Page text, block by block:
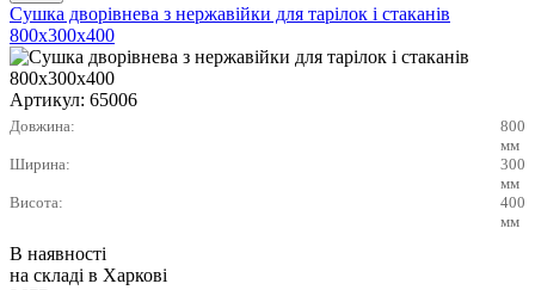
Сушка дворівнева з нержавійки для тарілок і стаканів
800х300х400
Артикул: 65006
Довжина:
800
мм
Ширина:
300
мм
Висота:
400
мм
В наявності
на складі в Харкові